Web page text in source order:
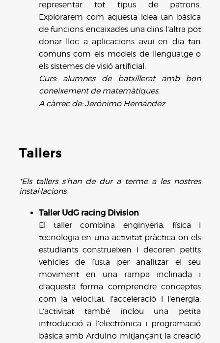
representar tot tipus de patrons.
Explorarem com aquesta idea tan bàsica
de funcions encaixades una dins l’altra pot
donar lloc a aplicacions avui en dia tan
comuns com els models de llenguatge o
els sistemes de visió artificial.
Curs: alumnes de batxillerat amb bon
coneixement de matemàtiques.
A càrrec de: Jerónimo Hernández
Tallers
*Els tallers s'han de dur a terme a les nostres
instal·lacions
Taller UdG racing Division
El taller combina enginyeria, física i
tecnologia en una activitat pràctica on els
estudiants construeixen i decoren petits
vehicles de fusta per analitzar el seu
moviment en una rampa inclinada i
d’aquesta forma comprendre conceptes
com la velocitat, l’acceleració i l’energia.
L’activitat també inclou una petita
introducció a l’electrònica i programació
bàsica amb Arduino mitjançant la creació